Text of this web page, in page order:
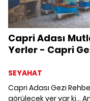
Capri Adası
Yerler - Capri
SEYAHAT
Capri Adası Gezi
görülecek yer var ki...